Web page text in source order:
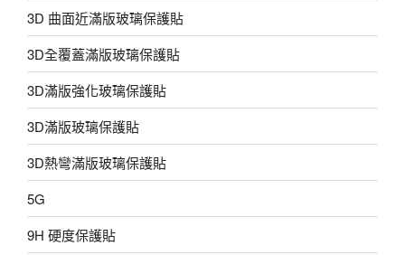
3D 曲面近滿版玻璃保護貼
3D全覆蓋滿版玻璃保護貼
3D滿版強化玻璃保護貼
3D滿版玻璃保護貼
3D熱彎滿版玻璃保護貼
5G
9H 硬度保護貼